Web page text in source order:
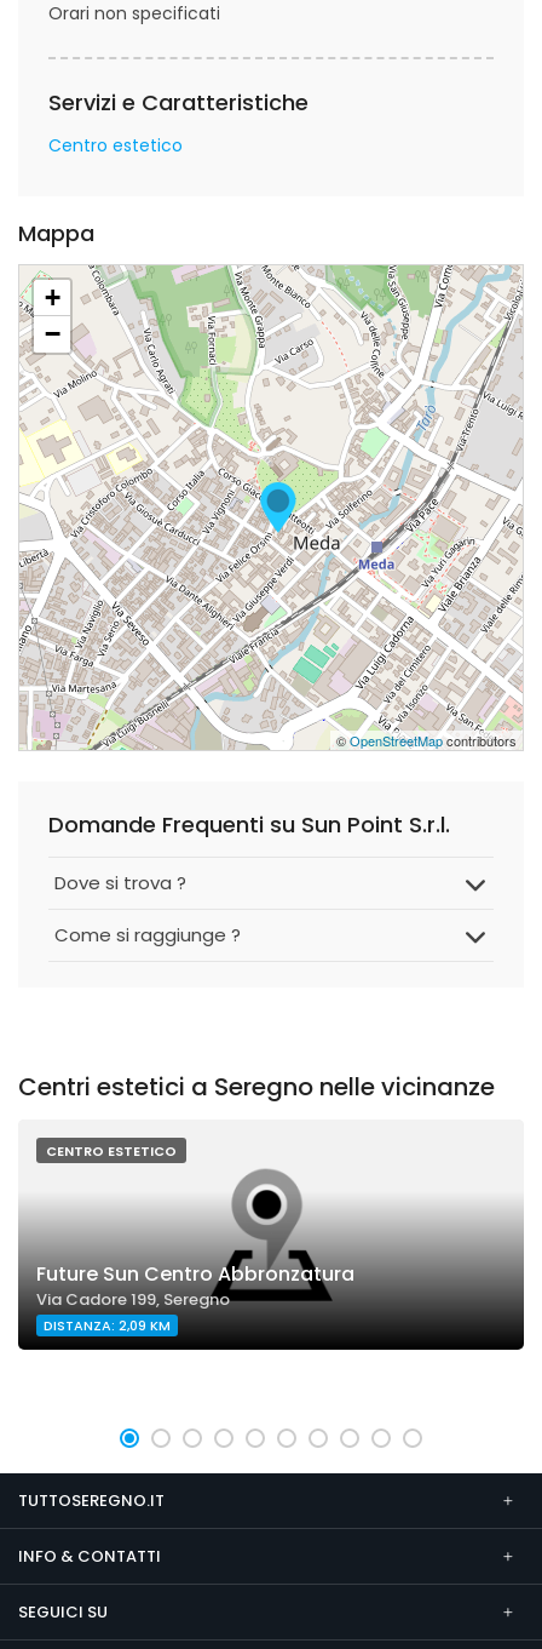
Orari non specificati
Servizi e Caratteristiche
Centro estetico
Mappa
+
−
©OpenStreetMapcontributors
Domande Frequenti su Sun Point S.r.l.
Dove si trova ?
Come si raggiunge ?
Centri estetici a Seregno nelle vicinanze
CENTRO ESTETICO
Future Sun Centro Abbronzatura
Via Cadore 199, Seregno
DISTANZA: 2,09 KM
TUTTOSEREGNO.IT
INFO & CONTATTI
SEGUICI SU